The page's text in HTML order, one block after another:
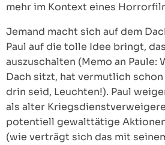
mehr im Kontext eines
Jemand macht sich auf dem
Paul auf die tolle Idee bringt,
auszuschalten (Memo an Paule:
Dach sitzt, hat vermutlich
drin seid, Leuchten!). Paul
als alter
potentiell gewalttätige
(wie verträgt sich das mit